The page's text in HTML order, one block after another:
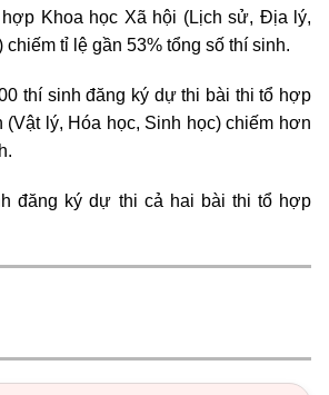
Khoa học Xã hội (Lịch sử, Địa lý,
chiếm tỉ lệ gần 53% tổng số thí sinh.
thí sinh đăng ký dự thi bài thi tổ hợp
(Vật lý, Hóa học, Sinh học) chiếm hơn
đăng ký dự thi cả hai bài thi tổ hợp